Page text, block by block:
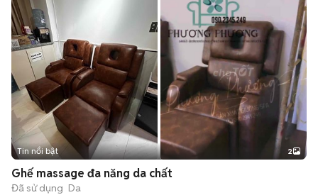
Tin nổi bật 2
Ghế massage đa năng da chất
Đã sử dụng Da